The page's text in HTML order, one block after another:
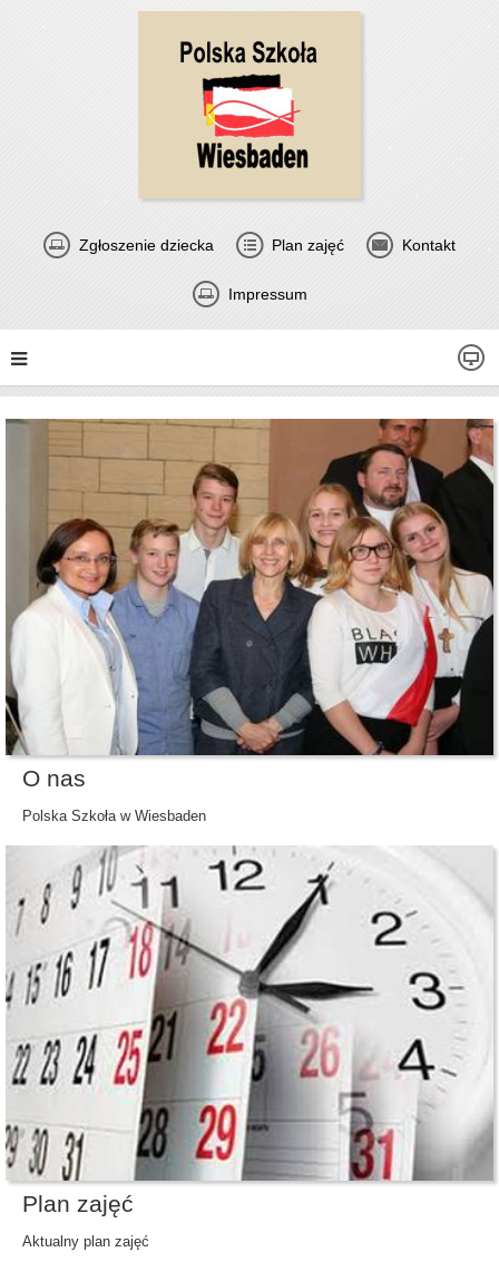
Zgłoszenie dziecka Plan zajęć Kontakt
Impressum
O nas
Polska Szkoła w Wiesbaden
Plan zajęć
Aktualny plan zajęć